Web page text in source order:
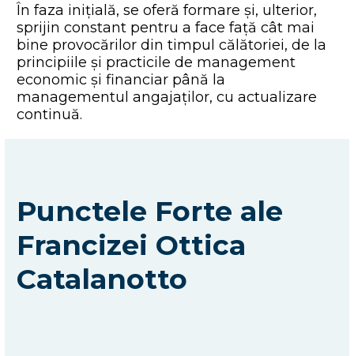
În faza inițială, se oferă formare și, ulterior,
sprijin constant pentru a face față cât mai
bine provocărilor din timpul călătoriei, de la
principiile și practicile de management
economic și financiar până la
managementul angajaților, cu actualizare
continuă.
Punctele Forte ale
Francizei Ottica
Catalanotto